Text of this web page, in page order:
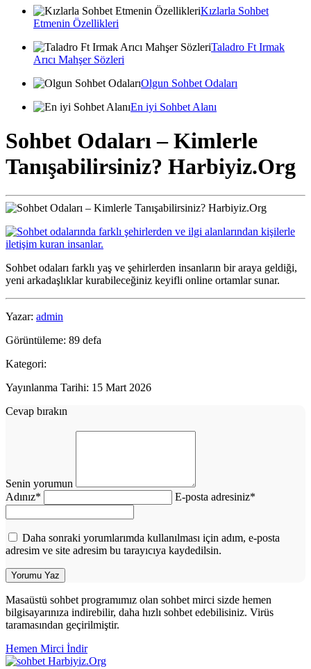
Kızlarla Sohbet
Etmenin Özellikleri
Taladro Ft Irmak
Arıcı Mahşer Sözleri
Olgun Sohbet Odaları
En iyi Sohbet Alanı
Sohbet Odaları – Kimlerle
Tanışabilirsiniz? Harbiyiz.Org
Sohbet odaları farklı yaş ve şehirlerden insanların bir araya geldiği,
yeni arkadaşlıklar kurabileceğiniz keyifli online ortamlar sunar.
Yazar: admin
Görüntüleme: 89 defa
Kategori:
Yayınlanma Tarihi: 15 Mart 2026
Cevap bırakın
Senin yorumun
Adınız* E-posta adresiniz*
Daha sonraki yorumlarımda kullanılması için adım, e-posta
adresim ve site adresim bu tarayıcıya kaydedilsin.
Masaüstü sohbet programımız olan sohbet mirci sizde hemen
bilgisayarınıza indirebilir, daha hızlı sohbet edebilisiniz. Virüs
taramasından geçirilmiştir.
Hemen Mirci İndir
Harbiyiz.Org